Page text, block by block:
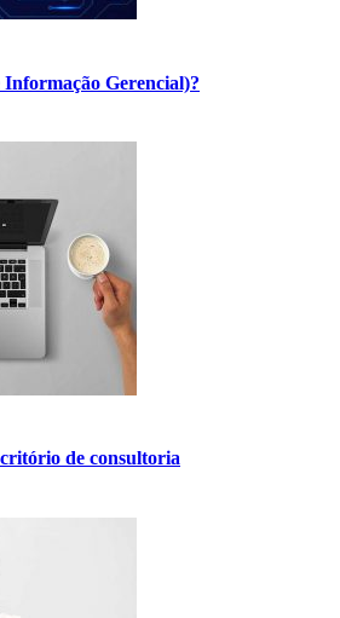
Informação Gerencial)?
de consultoria